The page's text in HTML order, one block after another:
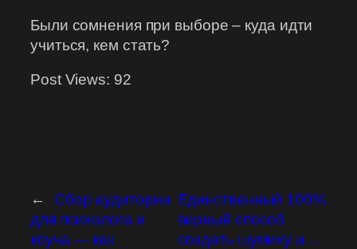
Были сомнения при выборе – куда идти
учиться, кем стать?
Post Views: 92
←
Сбор аудитории
для психолога и
коуча — как
Единственный 100%
верный способ
создать шумиху и…